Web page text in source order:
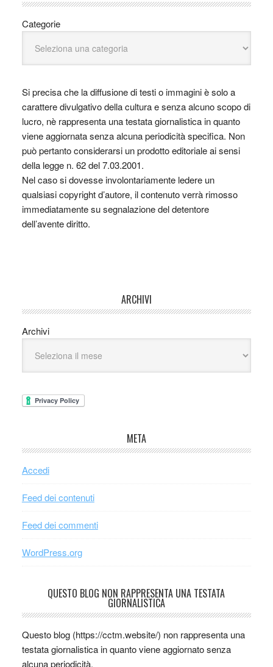
Categorie
Si precisa che la diffusione di testi o immagini è solo a
carattere divulgativo della cultura e senza alcuno scopo di
lucro, nè rappresenta una testata giornalistica in quanto
viene aggiornata senza alcuna periodicità specifica. Non
può pertanto considerarsi un prodotto editoriale ai sensi
della legge n. 62 del 7.03.2001.
Nel caso si dovesse involontariamente ledere un
qualsiasi copyright d’autore, il contenuto verrà rimosso
immediatamente su segnalazione del detentore
dell’avente diritto.
ARCHIVI
Archivi
META
Accedi
Feed dei contenuti
Feed dei commenti
WordPress.org
QUESTO BLOG NON RAPPRESENTA UNA TESTATA
GIORNALISTICA
Questo blog (https://cctm.website/) non rappresenta una
testata giornalistica in quanto viene aggiornato senza
alcuna periodicità.